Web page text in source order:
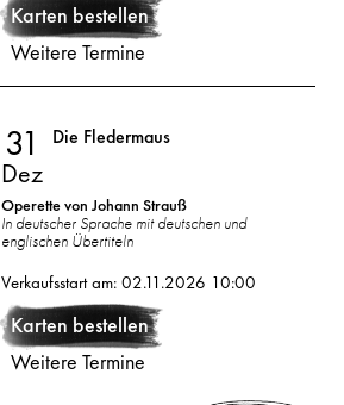
Karten bestellen
Weitere Termine
31
Dez
Die Fledermaus
Operette von Johann Strauß
In deutscher Sprache mit deutschen und
englischen Übertiteln
Verkaufsstart am: 02.11.2026 10:00
Karten bestellen
Weitere Termine